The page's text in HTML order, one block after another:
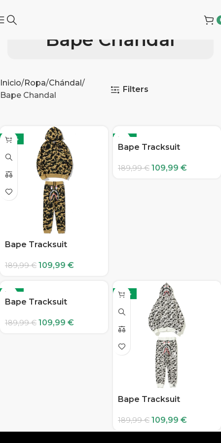
Bape Chandal
Inicio Ropa Chándal
Bape Chandal
Filters
-42%
Bape Tracksuit
189,99€ 109,99 €
-42%
Bape Tracksuit
189,99€ 109,99 €
-42%
Bape Tracksuit
189,99€ 109,99 €
-42%
Bape Tracksuit
189,99€ 109,99 €